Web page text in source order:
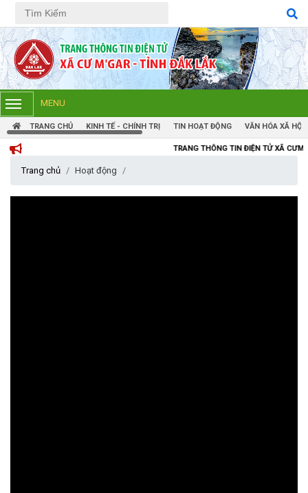
Tiếng Việt Tiếng Anh
MENU
TRANG CHỦ KINH TẾ - CHÍNH TRỊ TIN HOẠT ĐỘNG VĂN HÓA XÃ HỘI
TRANG THÔNG TIN ĐIỆN TỬ XÃ CƯM'GAR, TỈNH
Trang chủ Hoạt động